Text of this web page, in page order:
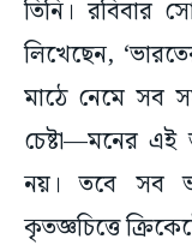
তিনি। রবিবার
লিখেছেন,
মাঠে নেমে সব
চেষ্টা—মনের এই
নয়। তবে সব
কৃতজ্ঞচিত্তে